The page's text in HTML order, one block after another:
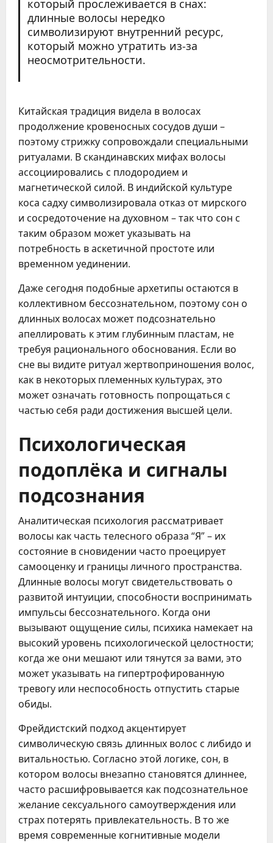
который прослеживается в снах:
длинные волосы нередко
символизируют внутренний ресурс,
который можно утратить из-за
неосмотрительности.
Китайская традиция видела в волосах
продолжение кровеносных сосудов души –
поэтому стрижку сопровождали специальными
ритуалами. В скандинавских мифах волосы
ассоциировались с плодородием и
магнетической силой. В индийской культуре
коса садху символизировала отказ от мирского
и сосредоточение на духовном – так что сон с
таким образом может указывать на
потребность в аскетичной простоте или
временном уединении.
Даже сегодня подобные архетипы остаются в
коллективном бессознательном, поэтому сон о
длинных волосах может подсознательно
апеллировать к этим глубинным пластам, не
требуя рационального обоснования. Если во
сне вы видите ритуал жертвоприношения волос,
как в некоторых племенных культурах, это
может означать готовность попрощаться с
частью себя ради достижения высшей цели.
Психологическая
подоплёка и сигналы
подсознания
Аналитическая психология рассматривает
волосы как часть телесного образа “Я” – их
состояние в сновидении часто проецирует
самооценку и границы личного пространства.
Длинные волосы могут свидетельствовать о
развитой интуиции, способности воспринимать
импульсы бессознательного. Когда они
вызывают ощущение силы, психика намекает на
высокий уровень психологической целостности;
когда же они мешают или тянутся за вами, это
может указывать на гипертрофированную
тревогу или неспособность отпустить старые
обиды.
Фрейдистский подход акцентирует
символическую связь длинных волос с либидо и
витальностью. Согласно этой логике, сон, в
котором волосы внезапно становятся длиннее,
часто расшифровывается как подсознательное
желание сексуального самоутверждения или
страх потерять привлекательность. В то же
время современные когнитивные модели